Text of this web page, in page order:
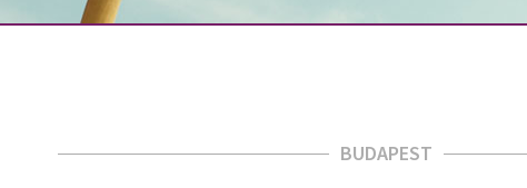
BUDAPEST